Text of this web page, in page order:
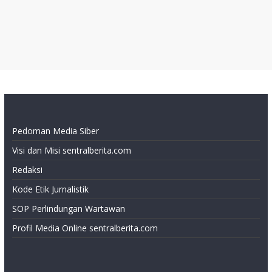
Pedoman Media Siber
Visi dan Misi sentralberita.com
Redaksi
Kode Etik Jurnalistik
SOP Perlindungan Wartawan
Profil Media Online sentralberita.com